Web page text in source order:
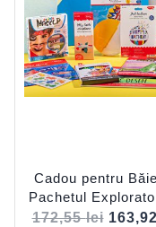
Cadou pentru
Pachetul
Creativ
172,55lei 163,92